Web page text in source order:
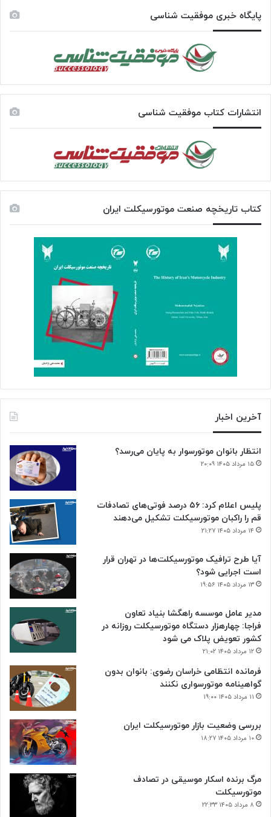
پایگاه خبری موفقیت شناسی
انتشارات کتاب موفقیت شناسی
کتاب تاریخچه صنعت موتورسیکلت ایران
آخرین اخبار
انتظار بانوان موتورسوار به پایان می‌رسد؟
۱۵ مرداد ۱۴۰۵ ۲۰:۰۹
پلیس اعلام کرد: ۵۶ درصد فوتی‌های تصادفات
قم را راکبان موتورسیکلت تشکیل می‌دهند
۱۴ مرداد ۱۴۰۵ ۲۱:۲۷
آیا طرح ترافیک موتورسیکلت‌ها در تهران قرار
است اجرایی شود؟
۱۳ مرداد ۱۴۰۵ ۱۹:۵۶
مدیر عامل موسسه راهگشا بنیاد تعاون
فراجا: چهارهزار دستگاه موتورسیکلت روزانه در
کشور تعویض پلاک می شود
۱۲ مرداد ۱۴۰۵ ۲۱:۰۲
فرمانده انتظامی خراسان رضوی: بانوان بدون
گواهینامه موتورسواری نکنند
۱۱ مرداد ۱۴۰۵ ۱۹:۰۰
بررسی وضعیت بازار موتورسیکلت ایران
۱۰ مرداد ۱۴۰۵ ۱۸:۲۷
مرگ برنده اسکار موسیقی در تصادف
موتورسیکلت
۸ مرداد ۱۴۰۵ ۲۲:۳۳